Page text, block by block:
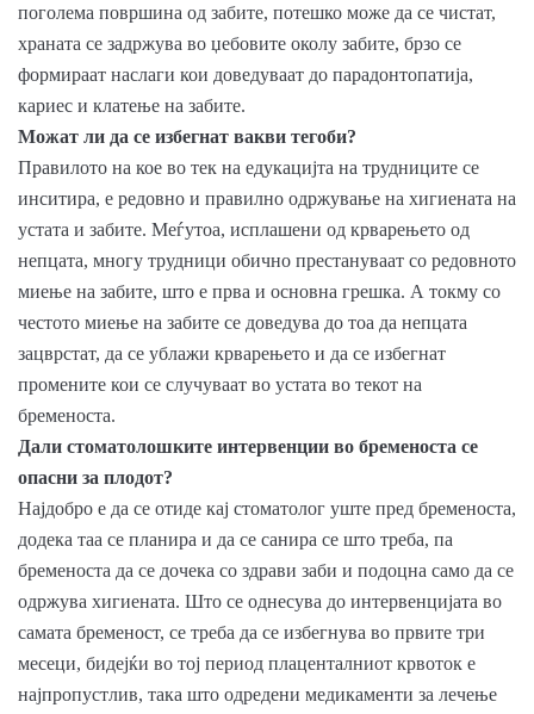
поголема површина од забите, потешко може да се чистат,
храната се задржува во џебовите околу забите, брзо се
формираат наслаги кои доведуваат до парадонтопатија,
кариес и клатење на забите.
Можат ли да се избегнат вакви тегоби?
Правилото на кое во тек на едукацијта на трудниците се
инситира, е редовно и правилно одржување на хигиената на
устата и забите. Меѓутоа, исплашени од крварењето од
непцата, многу трудници обично престануваат со редовното
миење на забите, што е прва и основна грешка. А токму со
честото миење на забите се доведува до тоа да непцата
зацврстат, да се ублажи крварењето и да се избегнат
промените кои се случуваат во устата во текот на
бременоста.
Дали стоматолошките интервенции во бременоста се
опасни за плодот?
Најдобро е да се отиде кај стоматолог уште пред бременоста,
додека таа се планира и да се санира се што треба, па
бременоста да се дочека со здрави заби и подоцна само да се
одржува хигиената. Што се однесува до интервенцијата во
самата бременост, се треба да се избегнува во првите три
месеци, бидејќи во тој период плаценталниот крвоток е
најпропустлив, така што одредени медикаменти за лечење